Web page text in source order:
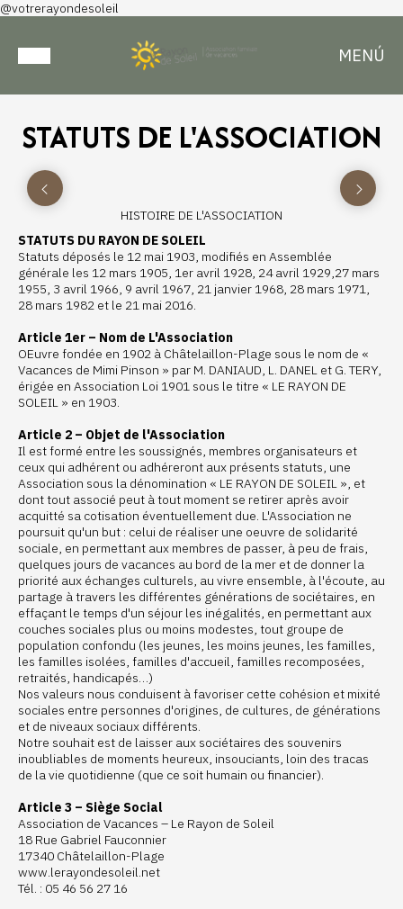
@votrerayondesoleil
MENÚ
STATUTS DE L'ASSOCIATION
HISTOIRE DE L'ASSOCIATION
STATUTS DU RAYON DE SOLEIL
Statuts déposés le 12 mai 1903, modifiés en Assemblée
générale les 12 mars 1905, 1er avril 1928, 24 avril 1929,27 mars
1955, 3 avril 1966, 9 avril 1967, 21 janvier 1968, 28 mars 1971,
28 mars 1982 et le 21 mai 2016.
Article 1er – Nom de L'Association
OEuvre fondée en 1902 à Châtelaillon-Plage sous le nom de «
Vacances de Mimi Pinson » par M. DANIAUD, L. DANEL et G. TERY,
érigée en Association Loi 1901 sous le titre « LE RAYON DE
SOLEIL » en 1903.
Article 2 – Objet de l'Association
Il est formé entre les soussignés, membres organisateurs et
ceux qui adhérent ou adhéreront aux présents statuts, une
Association sous la dénomination « LE RAYON DE SOLEIL », et
dont tout associé peut à tout moment se retirer après avoir
acquitté sa cotisation éventuellement due. L'Association ne
poursuit qu'un but : celui de réaliser une oeuvre de solidarité
sociale, en permettant aux membres de passer, à peu de frais,
quelques jours de vacances au bord de la mer et de donner la
priorité aux échanges culturels, au vivre ensemble, à l'écoute, au
partage à travers les différentes générations de sociétaires, en
effaçant le temps d'un séjour les inégalités, en permettant aux
couches sociales plus ou moins modestes, tout groupe de
population confondu (les jeunes, les moins jeunes, les familles,
les familles isolées, familles d'accueil, familles recomposées,
retraités, handicapés…)
Nos valeurs nous conduisent à favoriser cette cohésion et mixité
sociales entre personnes d'origines, de cultures, de générations
et de niveaux sociaux différents.
Notre souhait est de laisser aux sociétaires des souvenirs
inoubliables de moments heureux, insouciants, loin des tracas
de la vie quotidienne (que ce soit humain ou financier).
Article 3 – Siège Social
Association de Vacances – Le Rayon de Soleil
18 Rue Gabriel Fauconnier
17340 Châtelaillon-Plage
www.lerayondesoleil.net
Tél. : 05 46 56 27 16